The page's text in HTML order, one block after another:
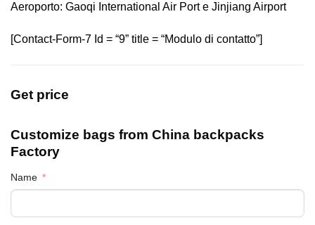
Aeroporto: Gaoqi International Air Port e Jinjiang Airport
[Contact-Form-7 Id = “9” title = “Modulo di contatto”]
Get price
Customize bags from China backpacks
Factory
Name